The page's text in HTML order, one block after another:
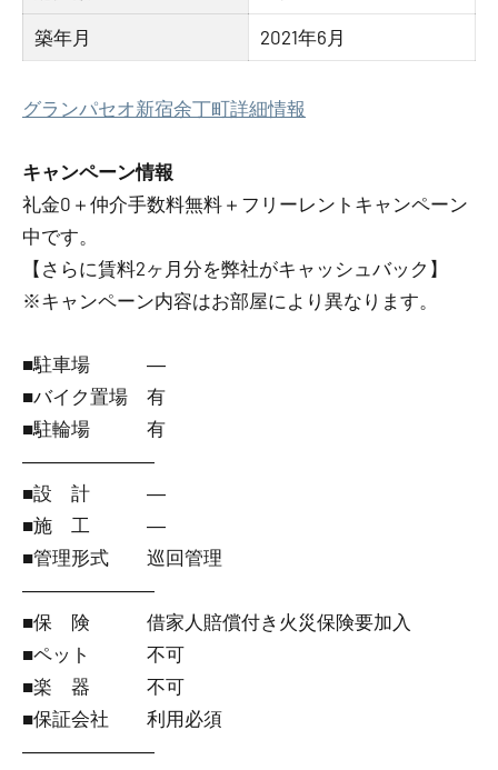
築年月 2021年6月
グランパセオ新宿余丁町詳細情報
キャンペーン情報
礼金0 ＋ 仲介手数料無料 ＋ フリーレント キャンペーン
中です。
【さらに賃料2ヶ月分を弊社がキャッシュバック】
※キャンペーン内容はお部屋により異なります。
■駐車場 ―
■バイク置場 有
■駐輪場 有
―――――――
■設 計 ―
■施 工 ―
■管理形式 巡回管理
―――――――
■保 険 借家人賠償付き火災保険要加入
■ペット 不可
■楽 器 不可
■保証会社 利用必須
―――――――